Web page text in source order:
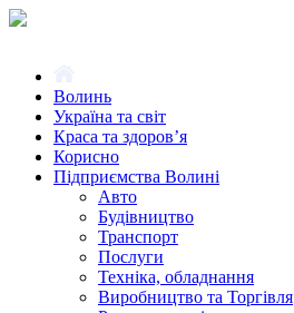
Волинь
Україна та світ
Краса та здоров’я
Корисно
Підприємства Волині
Авто
Будівництво
Транспорт
Послуги
Техніка, обладнання
Виробництво та Торгівля